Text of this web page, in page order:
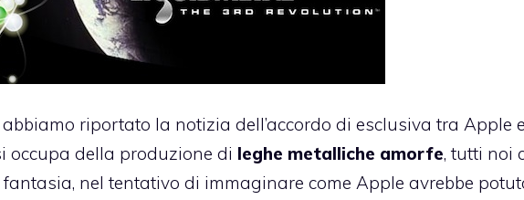
riportato la notizia dell’accordo di esclusiva tra Apple
occupa della produzione di leghe metalliche amorfe, tutti noi
nel tentativo di immaginare come Apple avrebbe